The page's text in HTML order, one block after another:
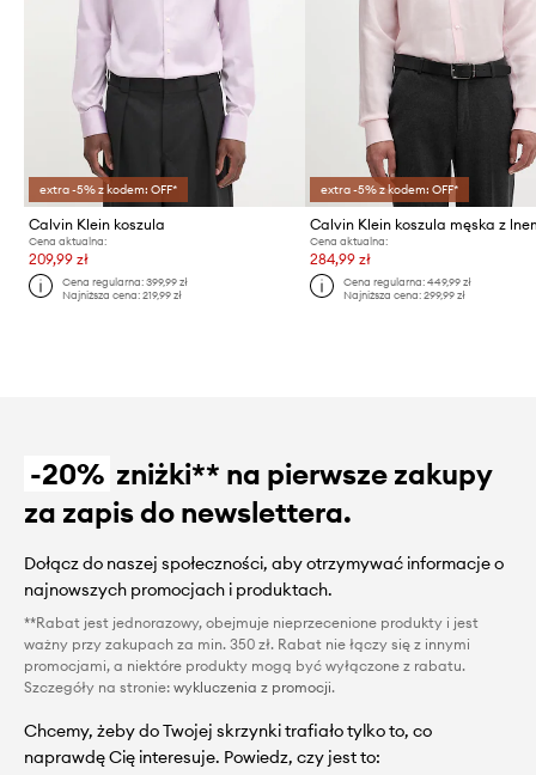
extra -5% z kodem: OFF*
Calvin Klein koszula
Cena aktualna:
209,99 zł
Cena regularna:399,99 zł
Najniższa cena:219,99 zł
extra -5% z kodem: OFF*
Calvin Klein koszula męska z
Cena aktualna:
284,99 zł
Cena regularna: 449,99 zł
Najniższa cena: 299,99 zł
-20% zniżki** na pierwsze zakupy
za zapis do newslettera.
Dołącz do naszej społeczności, aby otrzymywać informacje o
najnowszych promocjach i produktach.
**Rabat jest jednorazowy, obejmuje nieprzecenione produkty i jest
ważny przy zakupach za min. 350 zł. Rabat nie łączy się z innymi
promocjami, a niektóre produkty mogą być wyłączone z rabatu.
Szczegóły na stronie: wykluczenia z promocji.
Chcemy, żeby do Twojej skrzynki trafiało tylko to, co
naprawdę Cię interesuje. Powiedz, czy jest to: